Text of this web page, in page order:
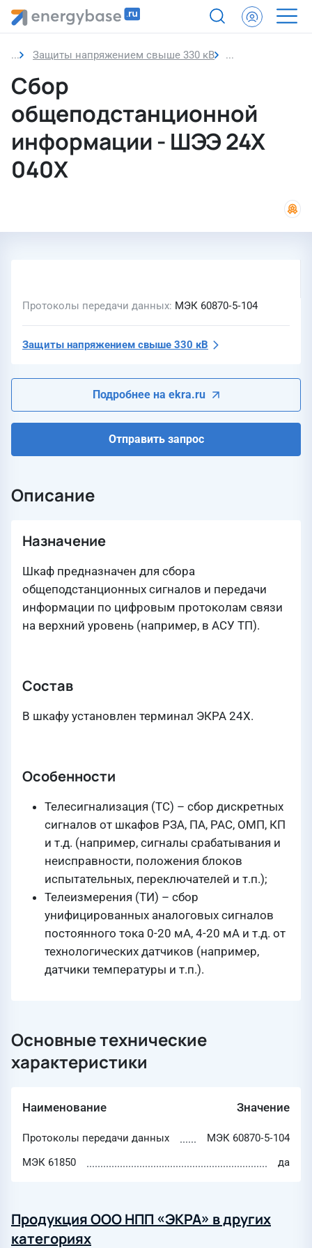
Защиты напряжением свыше 330 кВ Сбор
Сбор
общеподстанционной
информации - ШЭЭ 24Х
040Х
Протоколы передачи данных МЭК 60870‑5‑104
Защиты напряжением свыше 330 кВ
Подробнее на ekra.ru
Отправить запрос
Описание
Назначение
Шкаф предназначен для сбора
общеподстанционных сигналов и передачи
информации по цифровым протоколам связи
на верхний уровень (например, в АСУ ТП).
Состав
В шкафу установлен терминал ЭКРА 24Х.
Особенности
Телесигнализация (ТС) – сбор дискретных
сигналов от шкафов РЗА, ПА, РАС, ОМП, КП
и т.д. (например, сигналы срабатывания и
неисправности, положения блоков
испытательных, переключателей и т.п.);
Телеизмерения (ТИ) – сбор
унифицированных аналоговых сигналов
постоянного тока 0-20 мА, 4-20 мА и т.д. от
технологических датчиков (например,
датчики температуры и т.п.).
Основные технические
характеристики
Наименование Значение
Протоколы передачи данных
МЭК 60870‑5‑104
МЭК 61850
да
Продукция ООО НПП «ЭКРА» в других
категориях